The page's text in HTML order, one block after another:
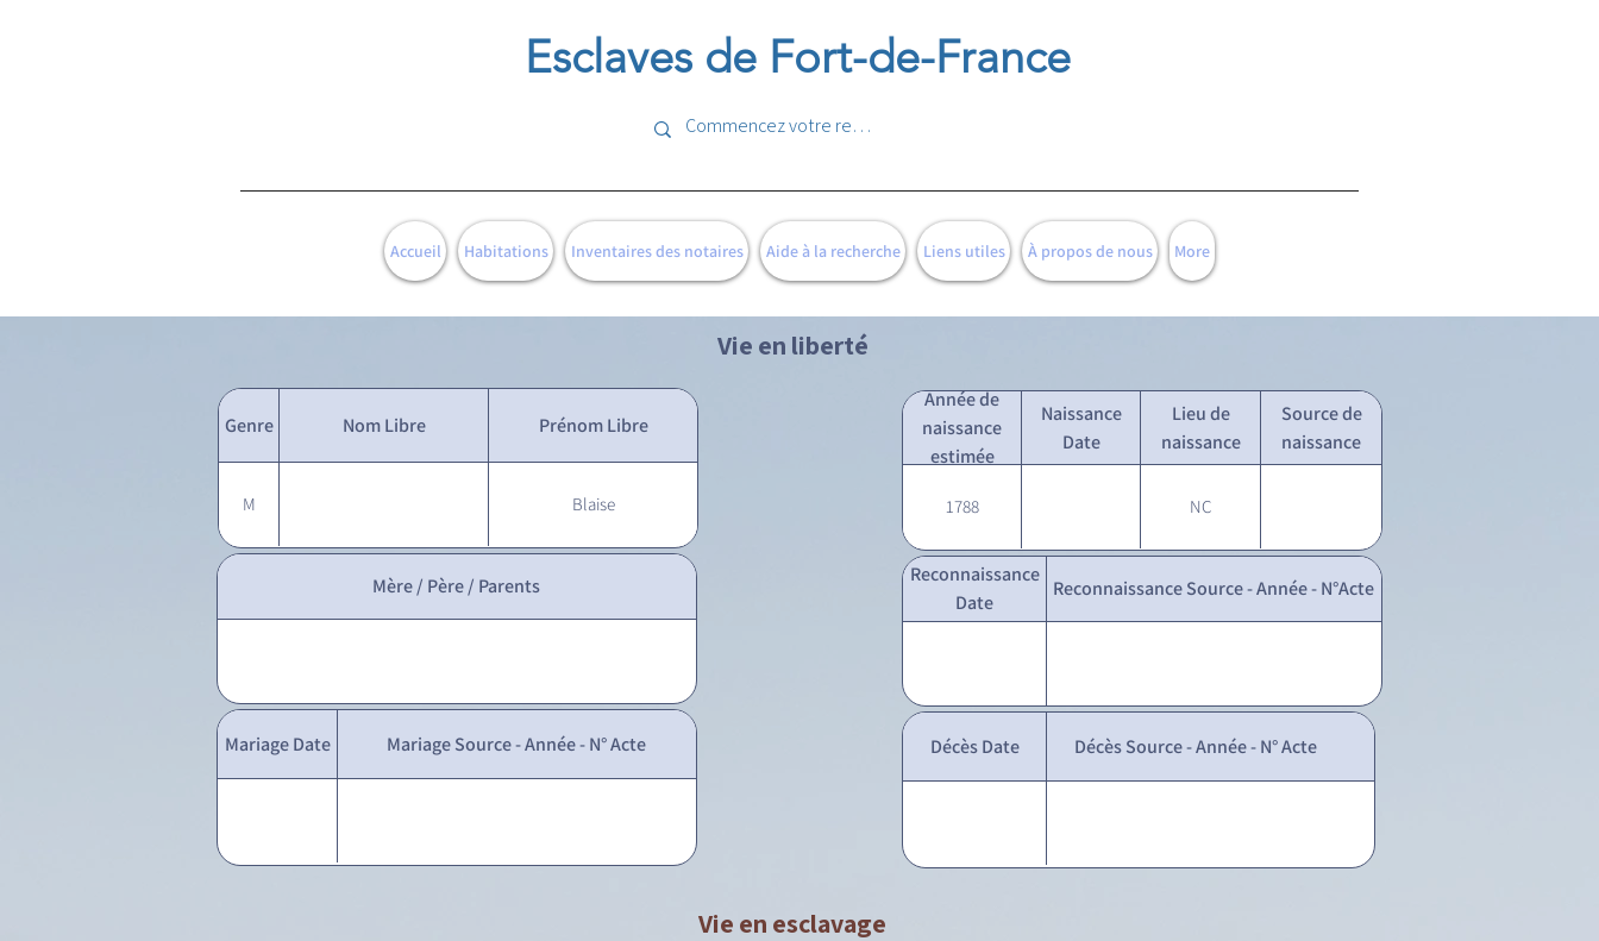
Esclaves de Fort-de-France
Accueil Habitations Inventaires des notaires Aide à la recherche Liens utiles À propos de nous More
Vie en liberté
Genre Nom Libre Prénom Libre
M Blaise
Année de
naissance
estimée
Naissance
Date
Lieu de
naissance
Source de
naissance
1788 NC
Mère / Père / Parents
Mariage Date Mariage Source - Année - N° Acte
Reconnaissance
Date
Reconnaissance Source - Année - N°Acte
Décès Date Décès Source - Année - N° Acte
Vie en esclavage